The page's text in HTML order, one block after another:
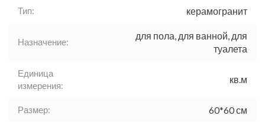
Тип: керамогранит
Назначение:
для пола, для ванной, для
туалета
Единица
измерения:
кв.м
Размер: 60*60 см